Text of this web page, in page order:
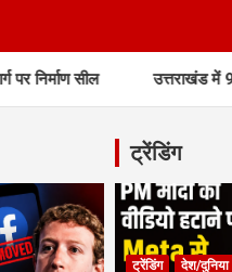
उत्तराखंड में 9.87 लाख पेंशन
ट्रेंडिंग
ट्रेंडिंग देश/दुनिया